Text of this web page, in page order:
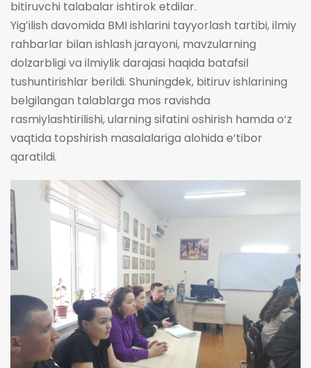
bitiruvchi talabalar ishtirok etdilar.
Yigʻilish davomida BMI ishlarini tayyorlash tartibi, ilmiy
rahbarlar bilan ishlash jarayoni, mavzularning
dolzarbligi va ilmiylik darajasi haqida batafsil
tushuntirishlar berildi. Shuningdek, bitiruv ishlarining
belgilangan talablarga mos ravishda
rasmiylashtirilishi, ularning sifatini oshirish hamda o‘z
vaqtida topshirish masalalariga alohida e’tibor
qaratildi.